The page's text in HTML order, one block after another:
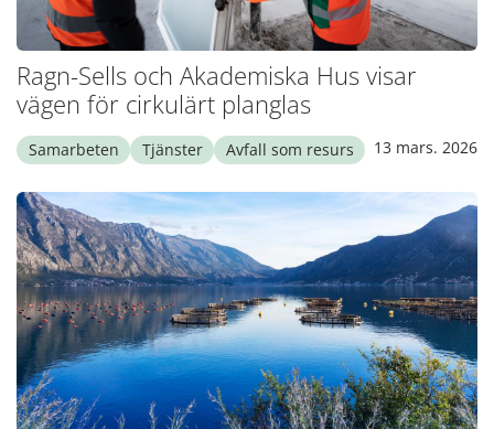
Ragn-Sells och Akademiska Hus visar
vägen för cirkulärt planglas
Samarbeten Tjänster Avfall som resurs 13 mars. 2026